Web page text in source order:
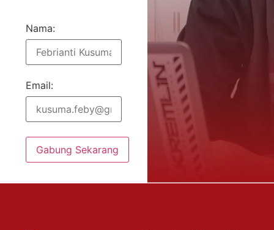
Nama:
Email:
Gabung Sekarang